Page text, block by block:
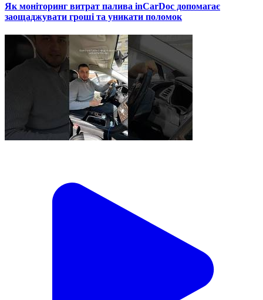
Як моніторинг витрат палива inCarDoc допомагає
заощаджувати гроші та уникати поломок